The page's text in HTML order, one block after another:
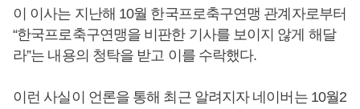
이 이사는 지난해 10월 한국프로축구연맹 관계자로부터
“한국프로축구연맹을 비판한 기사를 보이지 않게 해달
라”는 내용의 청탁을 받고 이를 수락했다.
이런 사실이 언론을 통해 최근 알려지자 네이버는 10월2